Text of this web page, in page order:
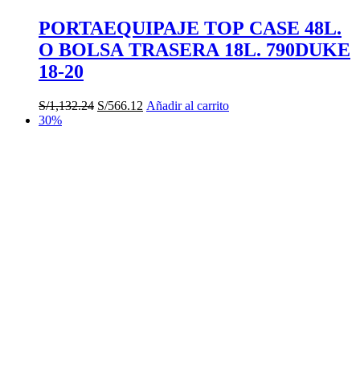
PORTAEQUIPAJE TOP CASE 48L.
O BOLSA TRASERA 18L. 790DUKE
18-20
S/1,132.24 El
S/566.12 El
Añadir al carrito
30%